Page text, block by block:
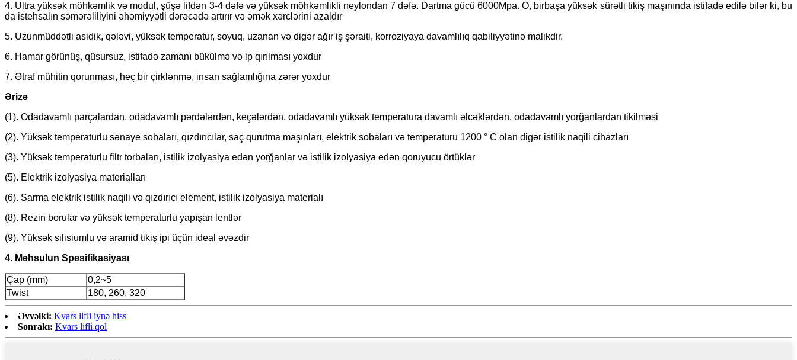
4. Ultra yüksək möhkəmlik və modul, şüşə lifdən 3-4 dəfə və yüksək möhkəmlikli neylondan 7 dəfə. Dartma gücü 6000Mpa. O, birbaşa yüksək sürətli tikiş maşınında istifadə edilə bilər ki, bu
da istehsalın səmərəliliyini əhəmiyyətli dərəcədə artırır və əmək xərclərini azaldır
5. Uzunmüddətli asidik, qələvi, yüksək temperatur, soyuq, uzanan və digər ağır iş şəraiti, korroziyaya davamlılıq qabiliyyətinə malikdir.
6. Hamar görünüş, qüsursuz, istifadə zamanı bükülmə və ip qırılması yoxdur
7. Ətraf mühitin qorunması, heç bir çirklənmə, insan sağlamlığına zərər yoxdur
Ərizə
(1). Odadavamlı parçalardan, odadavamlı pərdələrdən, keçələrdən, odadavamlı yüksək temperatura davamlı əlcəklərdən, odadavamlı yorğanlardan tikilməsi
(2). Yüksək temperaturlu sənaye sobaları, qızdırıcılar, saç qurutma maşınları, elektrik sobaları və temperaturu 1200 ° C olan digər istilik naqili cihazları
(3). Yüksək temperaturlu filtr torbaları, istilik izolyasiya edən yorğanlar və istilik izolyasiya edən qoruyucu örtüklər
(5). Elektrik izolyasiya materialları
(6). Sarma elektrik istilik naqili və qızdırıcı element, istilik izolyasiya materialı
(8). Rezin borular və yüksək temperaturlu yapışan lentlər
(9). Yüksək silisiumlu və aramid tikiş ipi üçün ideal əvəzdir
4. Məhsulun Spesifikasiyası
Çap (mm)
0,2~5
Twist
180, 260, 320
Əvvəlki: Kvars lifli iynə hiss
Sonrakı: Kvars lifli qol